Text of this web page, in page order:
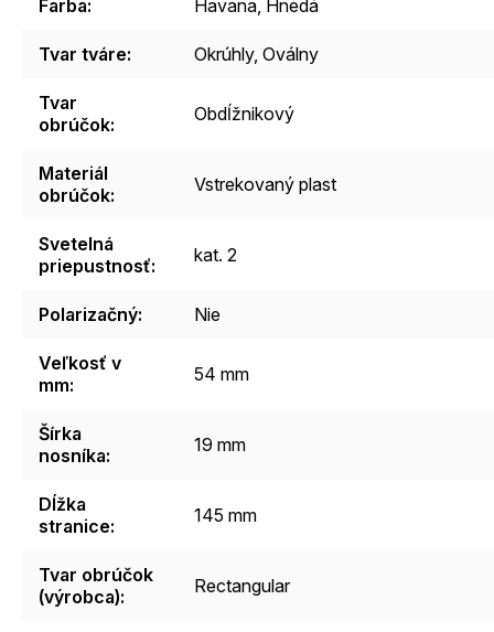
Farba: Havana, Hnedá
Tvar tváre: Okrúhly, Oválny
Tvar
obrúčok: Obdĺžnikový
Materiál
obrúčok: Vstrekovaný plast
Svetelná
priepustnosť: kat. 2
Polarizačný: Nie
Veľkosť v
mm: 54 mm
Šírka
nosníka: 19 mm
Dĺžka
stranice: 145 mm
Tvar obrúčok
(výrobca): Rectangular